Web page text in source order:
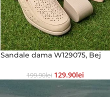
Sandale dama W129075, Bej
199.90Lei 129.90Lei